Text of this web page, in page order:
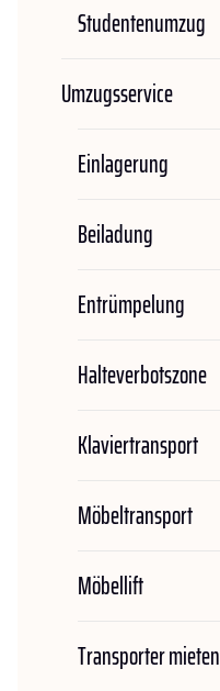
Studentenumzug
Umzugsservice
Einlagerung
Beiladung
Entrümpelung
Halteverbotszone
Klaviertransport
Möbeltransport
Möbellift
Transporter mieten